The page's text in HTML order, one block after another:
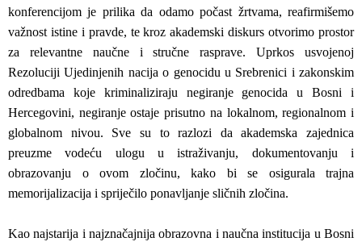
konferencijom je prilika da odamo počast žrtvama, reafirmišemo
važnost istine i pravde, te kroz akademski diskurs otvorimo prostor
za relevantne naučne i stručne rasprave. Uprkos usvojenoj
Rezoluciji Ujedinjenih nacija o genocidu u Srebrenici i zakonskim
odredbama koje kriminaliziraju negiranje genocida u Bosni i
Hercegovini, negiranje ostaje prisutno na lokalnom, regionalnom i
globalnom nivou. Sve su to razlozi da akademska zajednica
preuzme vodeću ulogu u istraživanju, dokumentovanju i
obrazovanju o ovom zločinu, kako bi se osigurala trajna
memorijalizacija i spriječilo ponavljanje sličnih zločina.
Kao najstarija i najznačajnija obrazovna i naučna institucija u Bosni